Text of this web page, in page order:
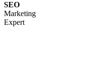
SEO
Marketing
Expert